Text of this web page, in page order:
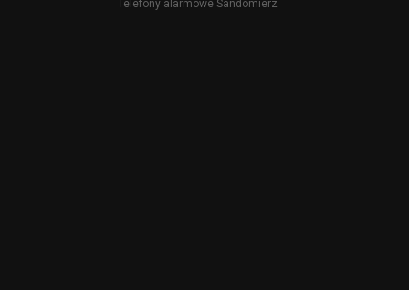
Telefony alarmowe Sandomierz